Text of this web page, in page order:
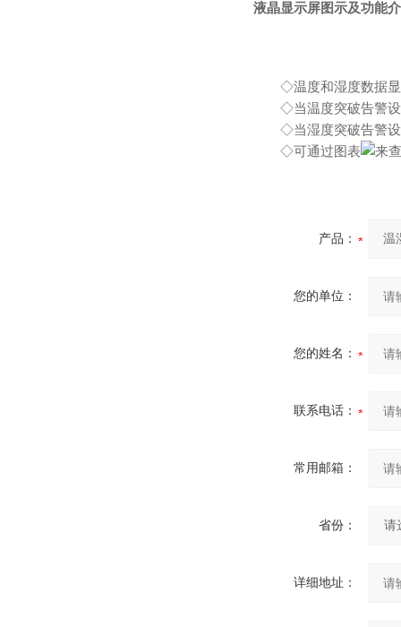
液晶显示屏图示及功能
◇温度和湿度数据显
◇当温度突破告警设
◇当湿度突破告警设
◇可通过图表
来
产品：
您的单位：
您的姓名：
联系电话：
常用邮箱：
省份：
详细地址：